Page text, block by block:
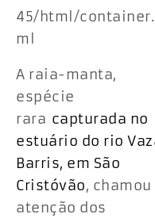
45/html/
ml
A raia-manta,
espécie
rara capturada no
estuário do rio
Barris, em São
Cristóvão, chamou
atenção dos